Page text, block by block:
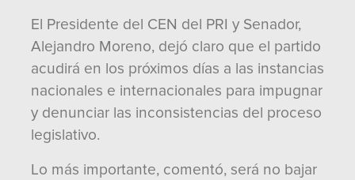
El Presidente del CEN del PRI y Senador,
Alejandro Moreno, dejó claro que el partido
acudirá en los próximos días a las instancias
nacionales e internacionales para impugnar
y denunciar las inconsistencias del proceso
legislativo.
Lo más importante, comentó, será no bajar